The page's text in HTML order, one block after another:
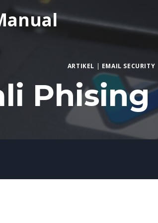
ARTIKEL | EMAIL SECURITY
Phising